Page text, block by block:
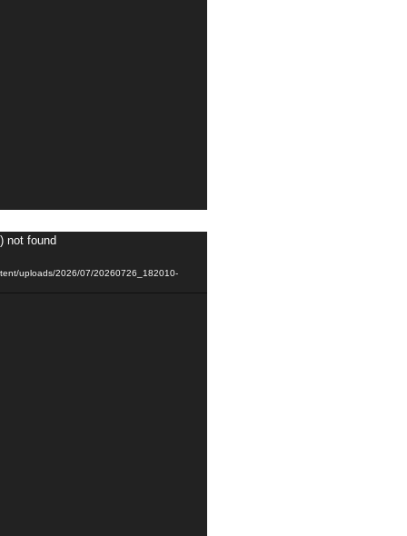
not found
uploads/2026/07/20260726_182010-